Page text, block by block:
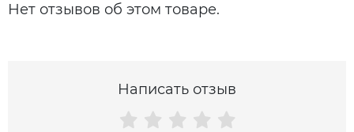
Нет отзывов об этом товаре.
Написать отзыв